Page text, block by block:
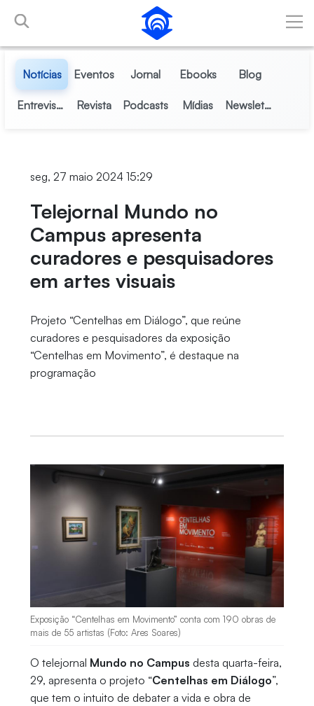
Pular para o Conteúdo principal
Notícias Eventos Jornal Ebooks Blog
Entrevistas Revista Podcasts Mídias Newsletter
seg, 27 maio 2024 15:29
Telejornal Mundo no
Campus apresenta
curadores e pesquisadores
em artes visuais
Projeto “Centelhas em Diálogo”, que reúne
curadores e pesquisadores da exposição
“Centelhas em Movimento”, é destaque na
programação
Exposição “Centelhas em Movimento” conta com 190 obras de
mais de 55 artistas (Foto: Ares Soares)
O telejornal Mundo no Campus desta quarta-feira,
29, apresenta o projeto “Centelhas em Diálogo”,
que tem o intuito de debater a vida e obra de